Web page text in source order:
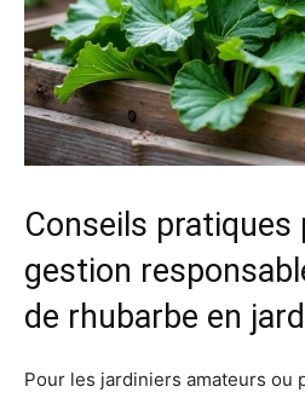
Conseils pratiques
gestion
de rhubarbe en
Pour les jardiniers amateurs ou